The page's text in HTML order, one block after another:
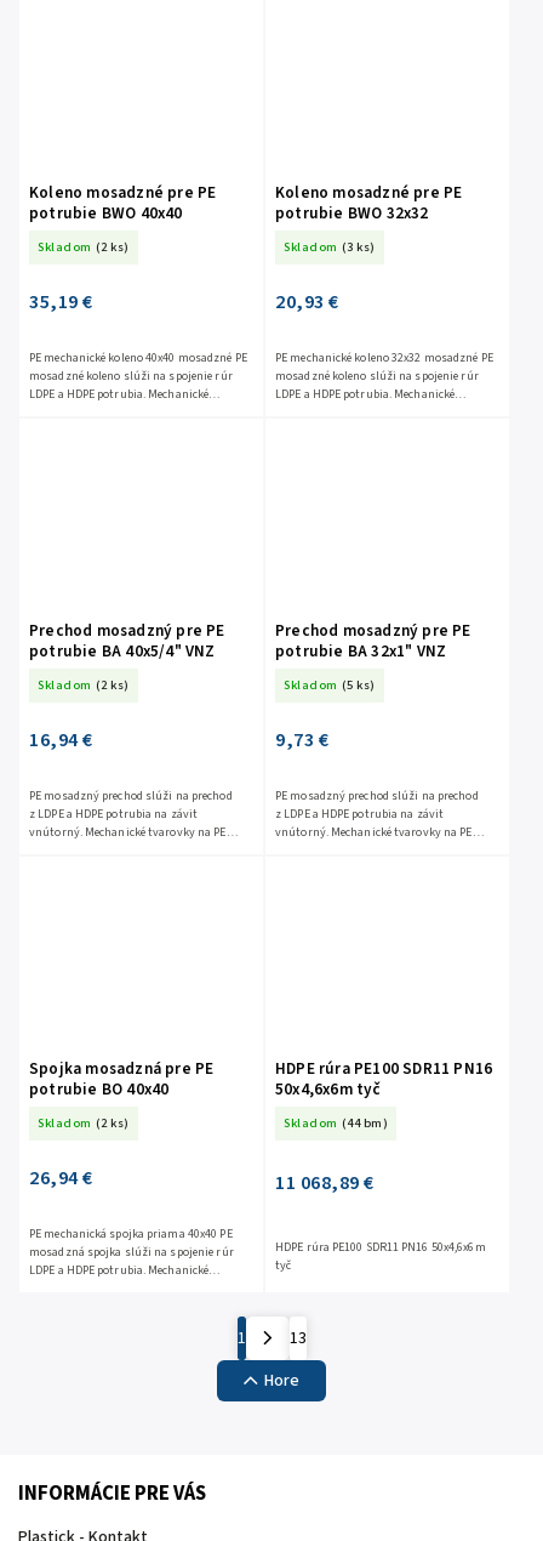
Koleno mosadzné pre PE
potrubie BWO 40x40
Skladom (2 ks)
35,19 €
PE mechanické koleno 40x40 mosadzné PE
mosadzné koleno slúži na spojenie rúr
LDPE a HDPE potrubia. Mechanické
Koleno mosadzné pre PE
potrubie BWO 32x32
Skladom (3 ks)
20,93 €
PE mechanické koleno 32x32 mosadzné PE
mosadzné koleno slúži na spojenie rúr
LDPE a HDPE potrubia. Mechanické
Prechod mosadzný pre PE
potrubie BA 40x5/4" VNZ
Skladom (2 ks)
16,94 €
PE mosadzný prechod slúži na prechod
z LDPE a HDPE potrubia na závit
vnútorný. Mechanické tvarovky na PE
Prechod mosadzný pre PE
potrubie BA 32x1" VNZ
Skladom (5 ks)
9,73 €
PE mosadzný prechod slúži na prechod
z LDPE a HDPE potrubia na závit
vnútorný. Mechanické tvarovky na PE
Spojka mosadzná pre PE
potrubie BO 40x40
Skladom (2 ks)
26,94 €
PE mechanická spojka priama 40x40 PE
mosadzná spojka slúži na spojenie rúr
LDPE a HDPE potrubia. Mechanické
HDPE rúra PE100 SDR11 PN16
50x4,6x6m tyč
Skladom (44 bm)
11 068,89 €
HDPE rúra PE100 SDR11 PN16 50x4,6x6m
tyč
1
13
Hore
INFORMÁCIE PRE VÁS